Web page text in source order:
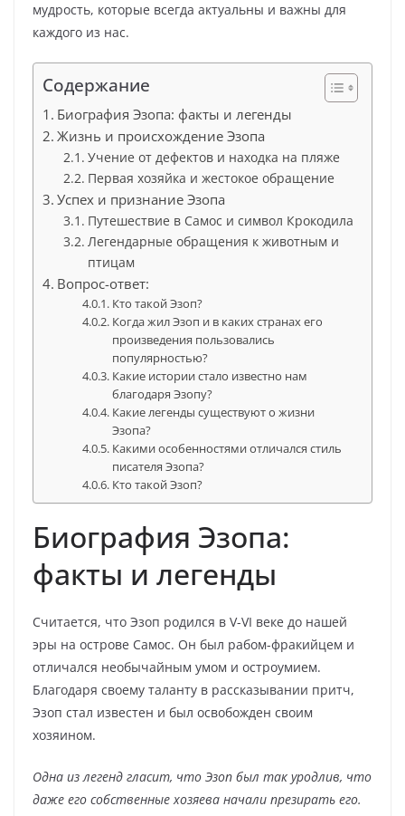
мудрость, которые всегда актуальны и важны для
каждого из нас.
Содержание
Биография Эзопа: факты и легенды
Жизнь и происхождение Эзопа
Учение от дефектов и находка на пляже
Первая хозяйка и жестокое обращение
Успех и признание Эзопа
Путешествие в Самос и символ Крокодила
Легендарные обращения к животным и
птицам
Вопрос-ответ:
Кто такой Эзоп?
Когда жил Эзоп и в каких странах его
произведения пользовались
популярностью?
Какие истории стало известно нам
благодаря Эзопу?
Какие легенды существуют о жизни
Эзопа?
Какими особенностями отличался стиль
писателя Эзопа?
Кто такой Эзоп?
Биография Эзопа:
факты и легенды
Считается, что Эзоп родился в V-VI веке до нашей
эры на острове Самос. Он был рабом-фракийцем и
отличался необычайным умом и остроумием.
Благодаря своему таланту в рассказывании притч,
Эзоп стал известен и был освобожден своим
хозяином.
Одна из легенд гласит, что Эзоп был так уродлив, что
даже его собственные хозяева начали презирать его.